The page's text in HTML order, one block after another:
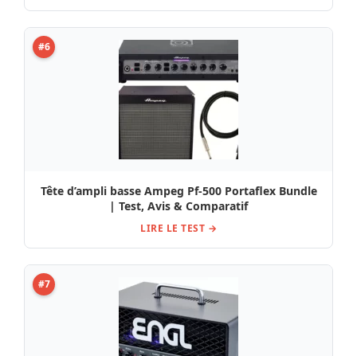
#6
Tête d’ampli basse Ampeg Pf-500 Portaflex Bundle
| Test, Avis & Comparatif
LIRE LE TEST →
#7